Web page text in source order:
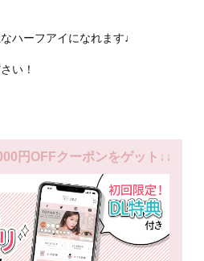
ハーフアイになれます♩
い！
円OFFクーポンをゲット↓↓